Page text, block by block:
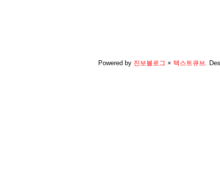
Powered by 진보블로그 × 텍스트큐브.